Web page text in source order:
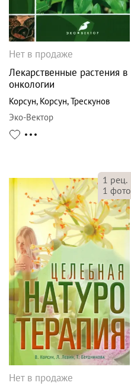
Нет в продаже
Лекарственные растения в
онкологии
Корсун, Корсун,Трескунов
Эко-Вектор
1 рец.
1 фото
Нет в продаже